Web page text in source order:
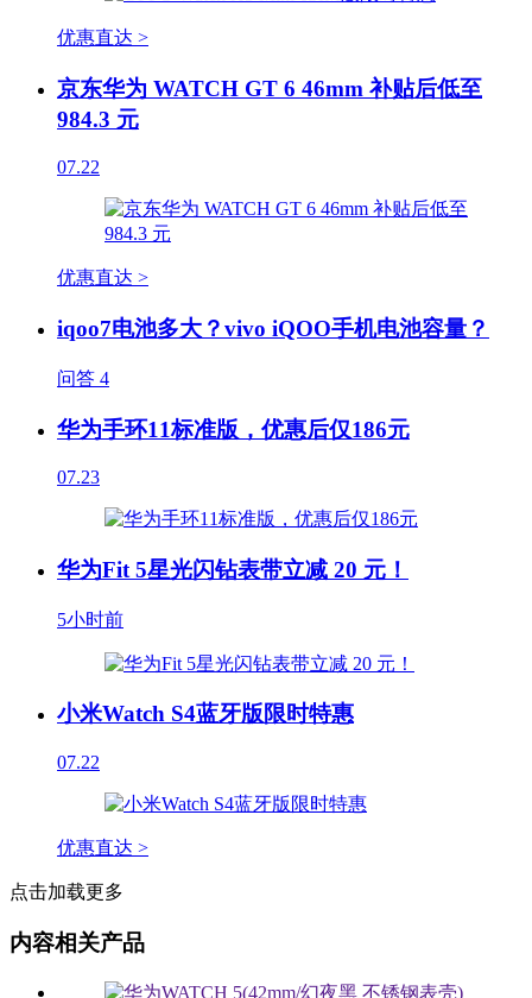
优惠直达 >
京东华为 WATCH GT 6 46mm 补贴后低至
984.3 元
07.22
优惠直达 >
iqoo7电池多大？vivo iQOO手机电池容量？
问答 4
华为手环11标准版，优惠后仅186元
07.23
华为Fit 5星光闪钻表带立减 20 元！
5小时前
小米Watch S4蓝牙版限时特惠
07.22
优惠直达 >
点击加载更多
内容相关产品